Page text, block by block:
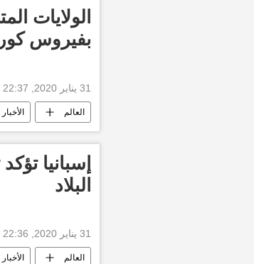
الولايات
بفيروس
31 يناير 2020, 22:37 GMT
العالم الأخبار
إسبانيا
البلاد
31 يناير 2020, 22:36 GMT
العالم الأخبار